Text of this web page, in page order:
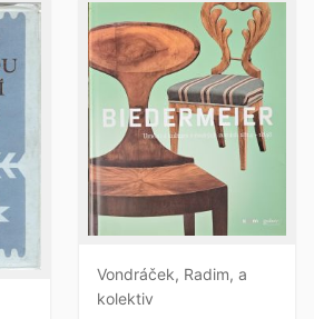
Vondráček, Radim, a
kolektiv